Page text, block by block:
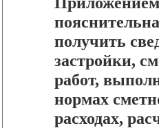
получить
застройки,
работ,
нормах
расходах,